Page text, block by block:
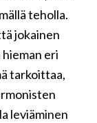
teholla.
jokainen
eri
tarkoittaa,
leviäminen